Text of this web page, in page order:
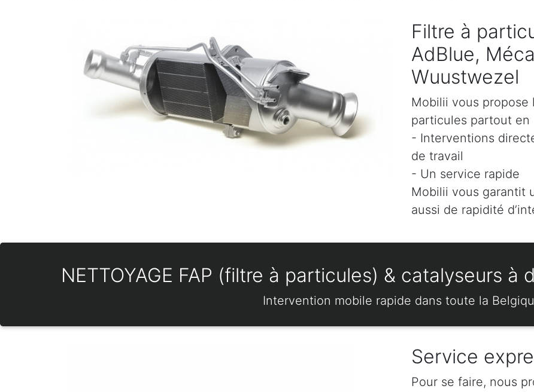
Filtre à
AdBlue,
Wuustwezel
Mobilii vous
particules partout en
- Interventions
de travail
- Un service rapide
Mobilii vous garantit
aussi de rapidité
NETTOYAGE FAP (filtre à particules) & catalyseurs à
Intervention mobile rapide dans toute la
Service
Pour se faire, nous